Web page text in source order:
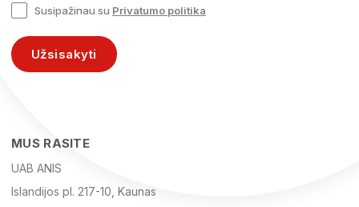
Susipažinau su Privatumo politika
Užsisakyti
MUS RASITE
UAB ANIS
Islandijos pl. 217-10, Kaunas